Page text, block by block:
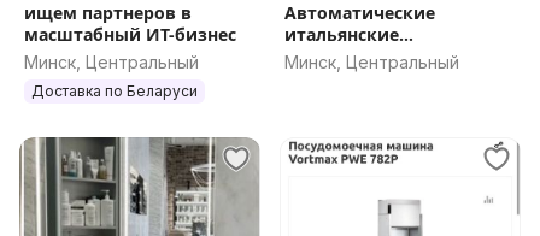
ищем партнеров в
масштабный ИТ-бизнес
Минск, Центральный
Доставка по Беларуси
Автоматические
итальянские
кофемашины Astoria
Gloria 2 ГРУППЫ
Минск, Центральный